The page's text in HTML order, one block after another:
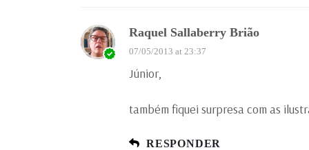
Raquel Sallaberry Brião
07/05/2013 at 23:37
Júnior,
também fiquei surpresa com as
RESPONDER